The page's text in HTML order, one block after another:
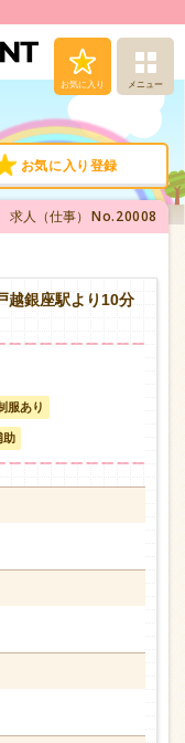
お気に入り メニュー
お気に入り登録
求人（仕事） No.20008
越銀座駅より10分
服あり
助